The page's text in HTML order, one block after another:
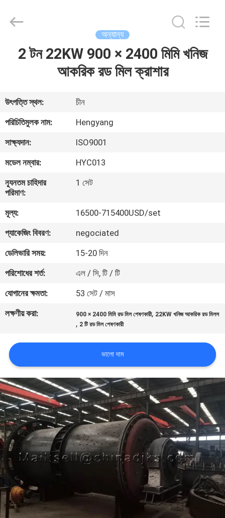
বাড়ি
আমাদের
সম্পর্কে
কারখানা
ভ্রমণ
মান
নিয়ন্ত্রণ
যোগাযোগ
করুন
খবর
মামলা
সাইট
ম্যাপ
গোপনীয়তা
নীতি
Industrial
Reserved.
অন্যান্য
2 টন 22KW 900 × 2400 মিমি খনিজ
আকরিক রড মিল ক্রাশার
উৎপত্তি স্থল:
চীন
পরিচিতিমুলক নাম:
Hengyang
সাক্ষ্যদান:
ISO9001
মডেল নম্বার:
HYC013
ন্যূনতম চাহিদার
পরিমাণ:
1 সেট
মূল্য:
16500-715400USD/set
প্যাকেজিং বিবরণ:
negociated
ডেলিভারি সময়:
15-20 দিন
পরিশোধের শর্ত:
এল / সি, টি / টি
যোগানের ক্ষমতা:
53 সেট / মাস
লক্ষণীয় করা:
900 × 2400 মিমি রড মিল পেষণকারী, 22KW খনিজ আকরিক রড মিলস
, 2 টি রড মিল পেষণকারী
ভালো দাম